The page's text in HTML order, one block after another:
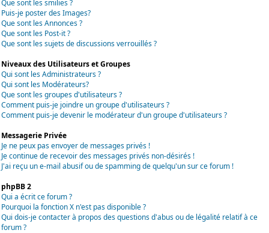
Que sont les smilies ?
Puis-je poster des Images?
Que sont les Annonces ?
Que sont les Post-it ?
Que sont les sujets de discussions verrouillés ?
Niveaux des Utilisateurs et Groupes
Qui sont les Administrateurs ?
Qui sont les Modérateurs?
Que sont les groupes d'utilisateurs ?
Comment puis-je joindre un groupe d'utilisateurs ?
Comment puis-je devenir le modérateur d'un groupe d'utilisateurs ?
Messagerie Privée
Je ne peux pas envoyer de messages privés !
Je continue de recevoir des messages privés non-désirés !
J'ai reçu un e-mail abusif ou de spamming de quelqu'un sur ce forum !
phpBB 2
Qui a écrit ce forum ?
Pourquoi la fonction X n'est pas disponible ?
Qui dois-je contacter à propos des questions d'abus ou de légalité relatif à ce
forum ?